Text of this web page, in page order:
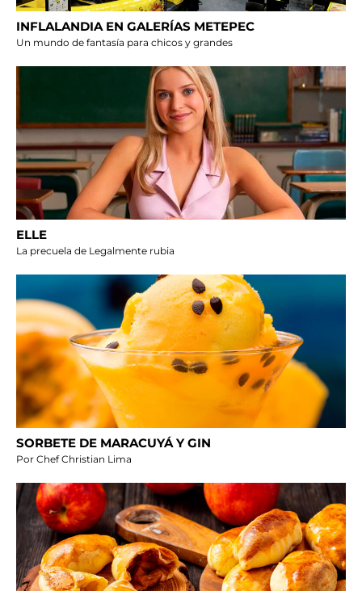
INFLALANDIA EN GALERÍAS METEPEC
Un mundo de fantasía para chicos y grandes
ELLE
La precuela de Legalmente rubia
SORBETE DE MARACUYÁ Y GIN
Por Chef Christian Lima